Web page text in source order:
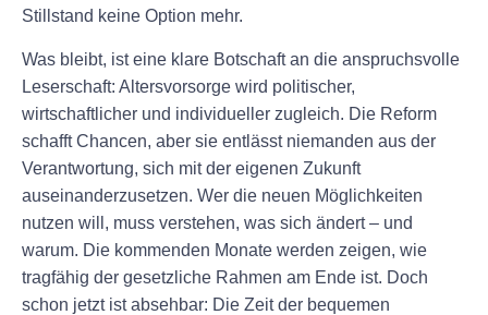
Stillstand keine Option mehr.
Was bleibt, ist eine klare Botschaft an die anspruchsvolle
Leserschaft: Altersvorsorge wird politischer,
wirtschaftlicher und individueller zugleich. Die Reform
schafft Chancen, aber sie entlässt niemanden aus der
Verantwortung, sich mit der eigenen Zukunft
auseinanderzusetzen. Wer die neuen Möglichkeiten
nutzen will, muss verstehen, was sich ändert – und
warum. Die kommenden Monate werden zeigen, wie
tragfähig der gesetzliche Rahmen am Ende ist. Doch
schon jetzt ist absehbar: Die Zeit der bequemen